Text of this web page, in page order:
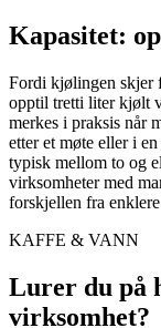
Kapasitet:
Fordi kjølingen skjer
opptil tretti liter kjølt
merkes i praksis når
etter et møte eller i
typisk mellom to og
virksomheter med
forskjellen fra
KAFFE & VANN
Lurer du på
virksomhet?